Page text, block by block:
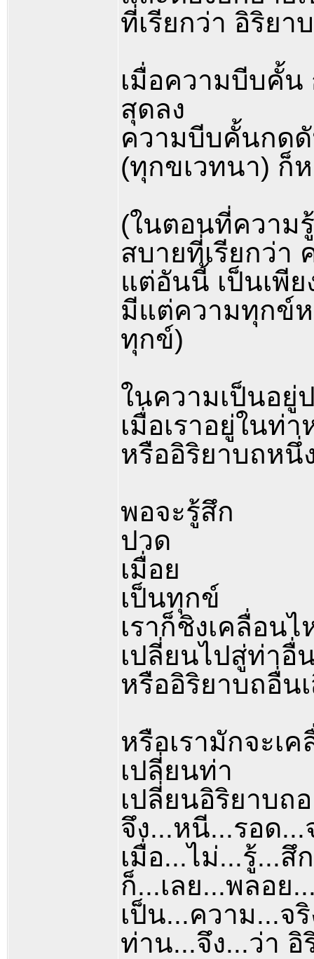
ที่เรียกว่า อิริยา
เมื่อความบีบคั้
สุดลง
ความบีบคั้นกด
(ทุกขเวทนา) ก็
(ในตอนที่ความ
สบายที่เรียกว่า
แต่อันนี้ เป็นเพี
มีแต่ความทุกข์ห
ทุกข์)
ในความเป็นอยู่
เมื่อเราอยู่ในท่า
หรืออิริยาบถหนึ่
พอจะรู้สึก
ปวด
เมื่อย
เป็นทุกข์
เราก็ชิงเคลื่อนไ
เปลี่ยนไปสู่ท่าอื่
หรืออิริยาบถอื่น
หรือเรามักจะเ
เปลี่ยนท่า
เปลี่ยนอิริยาบถ
จึง...หนี...รอด
เมื่อ...ไม่...รู้...สึ
ก็...เลย...พลอย
เป็น...ความ...จ
ท่าน...จึง...ว่า